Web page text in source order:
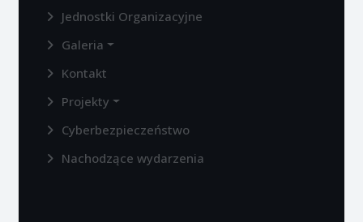
Jednostki Organizacyjne
Galeria
Kontakt
Projekty
Cyberbezpieczeństwo
Nachodzące wydarzenia